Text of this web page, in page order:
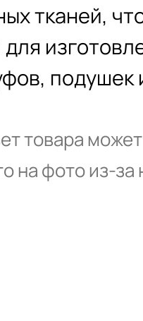
тканей,
подушек
товара
на фото из-за